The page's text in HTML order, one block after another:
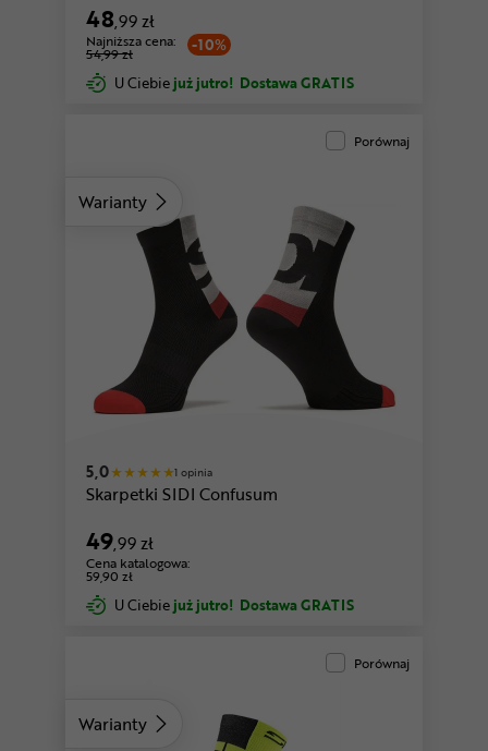
48,99 zł
-10%
Najniższa cena:
54,99 zł
U Ciebie już jutro! Dostawa GRATIS
Warianty
Porównaj
5,0 1 opinia
Skarpetki SIDI Confusum
49,99 zł
Cena katalogowa:
59,90 zł
U Ciebie już jutro! Dostawa GRATIS
Warianty
Porównaj